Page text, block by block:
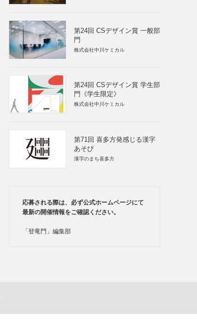
第24回 CSデザイン賞 一般部
門
株式会社中川ケミカル
第24回 CSデザイン賞 学生部
門《学生限定》
株式会社中川ケミカル
第71回 喜多方発感じる漢字
あそび
漢字のまち喜多方
応募される際は、必ず公式ホームページにて
最新の開催情報をご確認ください。
「登竜門」編集部